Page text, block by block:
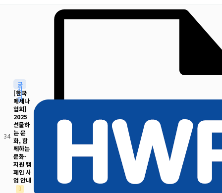
34
공
지
사
항
[한국
메세나
협회]
2025
선물하
는 문
화, 함
께하는
문화-
지원 캠
페인 사
업 안내